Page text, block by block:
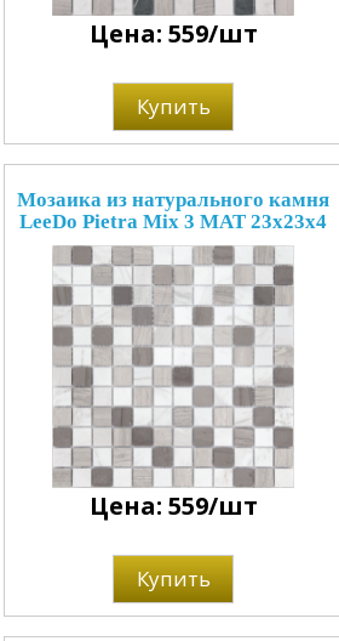
Цена: 559/шт
Купить
Мозаика из натурального камня
LeeDo Pietra Mix 3 MAT 23x23x4
Цена: 559/шт
Купить